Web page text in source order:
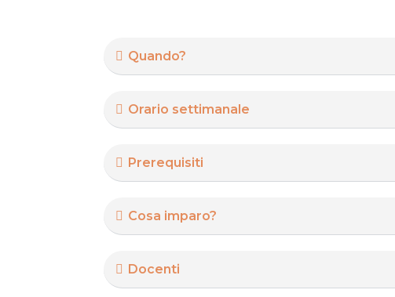
Quando?
Orario settimanale
Prerequisiti
Cosa imparo?
Docenti